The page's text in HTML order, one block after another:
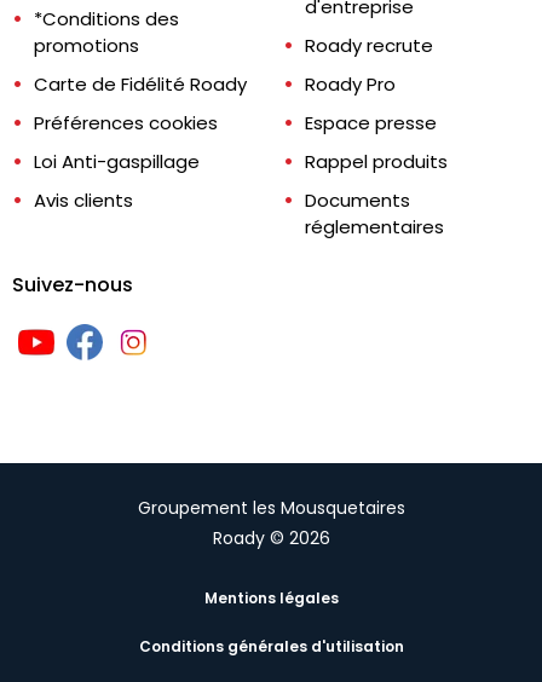
*Conditions des
promotions
Carte de Fidélité Roady
Préférences cookies
Loi Anti-gaspillage
Avis clients
d'entreprise
Roady recrute
Roady Pro
Espace presse
Rappel produits
Documents
réglementaires
Suivez-nous
Groupement les Mousquetaires
Roady © 2026
Mentions légales
Conditions générales d'utilisation